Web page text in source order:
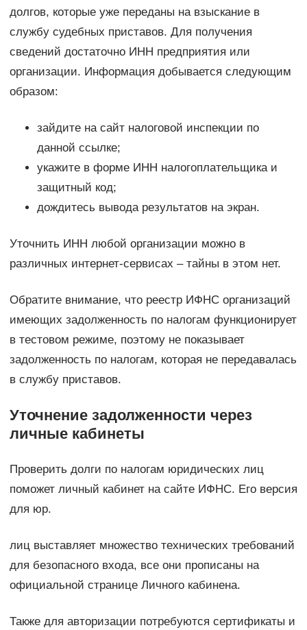
долгов, которые уже переданы на взыскание в
службу судебных приставов. Для получения
сведений достаточно ИНН предприятия или
организации. Информация добывается следующим
образом:
зайдите на сайт налоговой инспекции по
данной ссылке;
укажите в форме ИНН налогоплательщика и
защитный код;
дождитесь вывода результатов на экран.
Уточнить ИНН любой организации можно в
различных интернет-сервисах – тайны в этом нет.
Обратите внимание, что реестр ИФНС организаций
имеющих задолженность по налогам функционирует
в тестовом режиме, поэтому не показывает
задолженность по налогам, которая не передавалась
в службу приставов.
Уточнение задолженности через
личные кабинеты
Проверить долги по налогам юридических лиц
поможет личный кабинет на сайте ИФНС. Его версия
для юр.
лиц выставляет множество технических требований
для безопасного входа, все они прописаны на
официальной странице Личного кабинена.
Также для авторизации потребуются сертификаты и